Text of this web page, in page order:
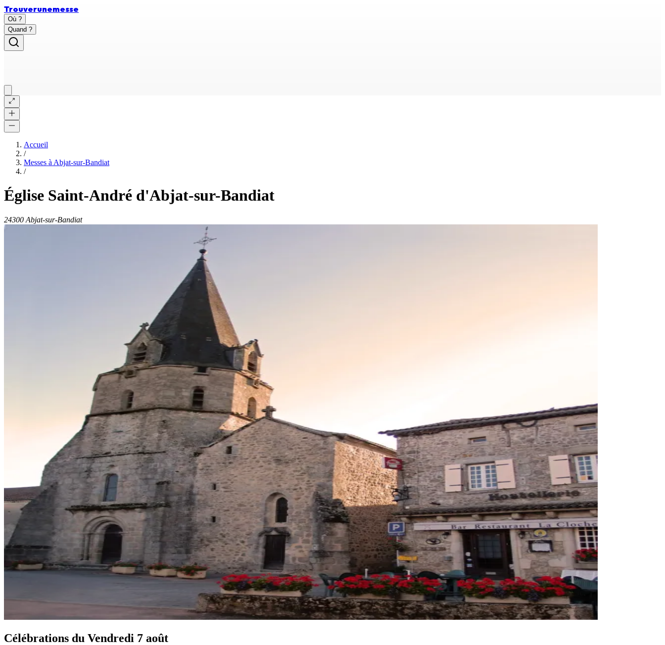
Trouverunemesse
Où ?
Quand ?
Accueil
/
Messes à Abjat-sur-Bandiat
/
Église Saint-André d'Abjat-sur-Bandiat
24300 Abjat-sur-Bandiat
Célébrations du Vendredi 7 août